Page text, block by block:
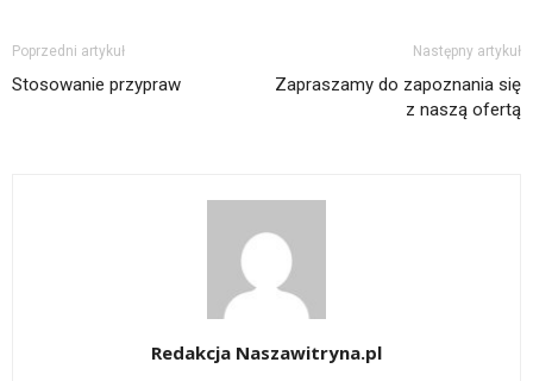
Poprzedni artykuł
Stosowanie przypraw
Następny artykuł
Zapraszamy do zapoznania się
z naszą ofertą
Redakcja Naszawitryna.pl